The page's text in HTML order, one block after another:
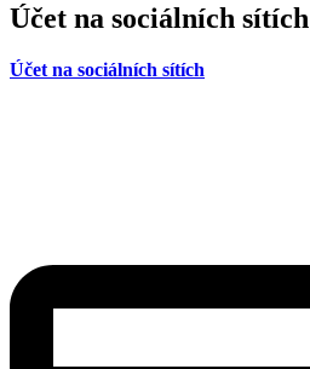
Účet na sociálních sítích
Účet na sociálních sítích